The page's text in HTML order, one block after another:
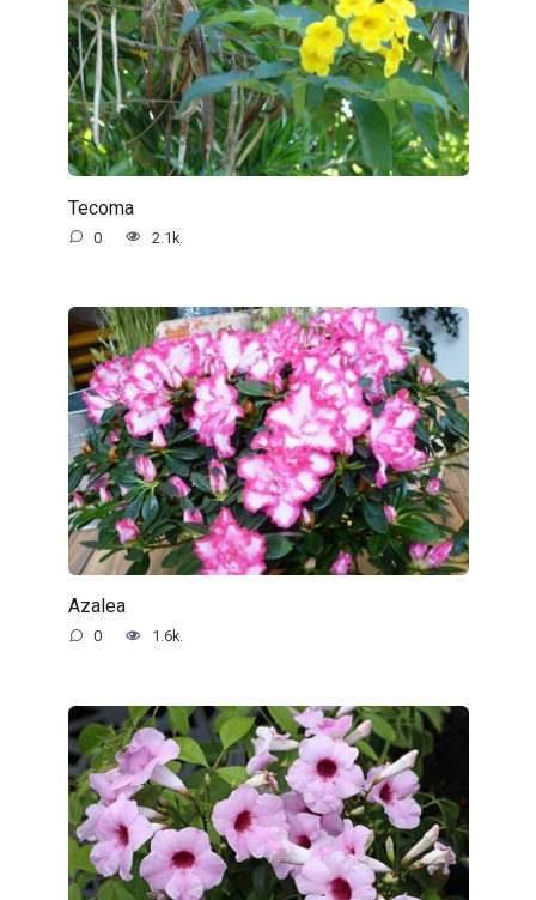
Tecoma
0 2.1k.
Azalea
0 1.6k.